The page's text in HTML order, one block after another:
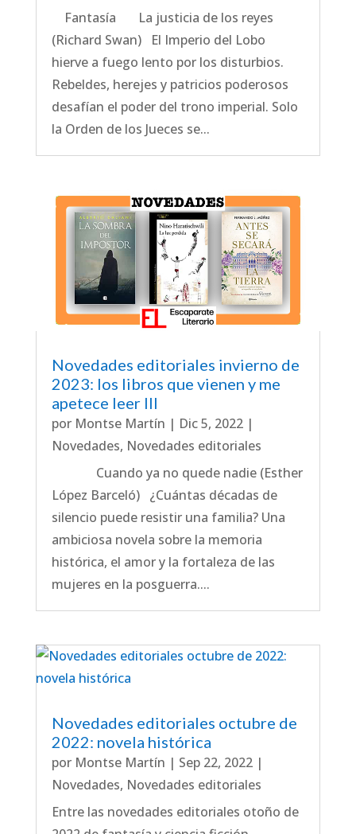
Fantasía La justicia de los reyes
(Richard Swan) El Imperio del Lobo
hierve a fuego lento por los disturbios.
Rebeldes, herejes y patricios poderosos
desafían el poder del trono imperial. Solo
la Orden de los Jueces se...
Novedades editoriales invierno de
2023: los libros que vienen y me
apetece leer III
por Montse Martín | Dic 5, 2022|
Novedades, Novedades editoriales
Cuando ya no quede nadie (Esther
López Barceló) ¿Cuántas décadas de
silencio puede resistir una familia? Una
ambiciosa novela sobre la memoria
histórica, el amor y la fortaleza de las
mujeres en la posguerra....
Novedades editoriales octubre de
2022: novela histórica
por Montse Martín | Sep 22, 2022|
Novedades, Novedades editoriales
Entre las novedades editoriales otoño de